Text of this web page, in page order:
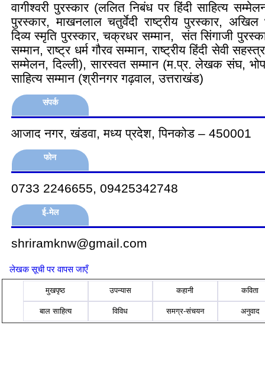
वागीश्वरी पुरस्कार (ललित निबंध पर हिंदी साहित्य
पुरस्कार, माखनलाल चतुर्वेदी राष्ट्रीय पुरस्कार, अखिल
दिव्य स्मृति पुरस्कार, चक्रधर सम्मान, संत सिंगाजी
सम्मान, राष्ट्र धर्म गौरव सम्मान, राष्ट्रीय हिंदी सेवी
सम्मेलन, दिल्ली), सारस्वत सम्मान (म.प्र. लेखक संघ,
साहित्य सम्मान (श्रीनगर गढ़वाल, उत्तराखंड)
संपर्क
आजाद नगर, खंडवा, मध्य प्रदेश, पिनकोड – 450001
फोन
0733 2246655, 09425342748
ई-मेल
shriramknw@gmail.com
लेखक सूची पर वापस जाएँ
मुखपृष्ठ उपन्यास कहानी कविता
बाल साहित्य विविध समग्र-संचयन अनुवाद